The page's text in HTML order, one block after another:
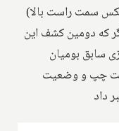
سمت راست بالا)
دیگر که دومین کشف این
سابق بومیان
چپ و وضعیت
داد